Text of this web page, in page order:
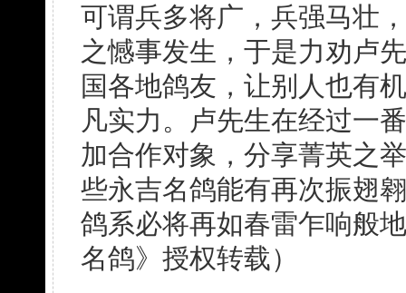
可谓兵多将广，兵强马壮
之憾事发生，于是力劝卢
国各地鸽友，让别人也有
凡实力。卢先生在经过一
加合作对象，分享菁英之
些永吉名鸽能有再次振翅
鸽系必将再如春雷乍响般
名鸽》授权转载）